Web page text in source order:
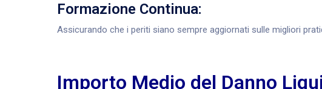
Formazione Continua:
Assicurando che i periti siano sempre aggiornati sulle migliori
Importo Medio del Danno